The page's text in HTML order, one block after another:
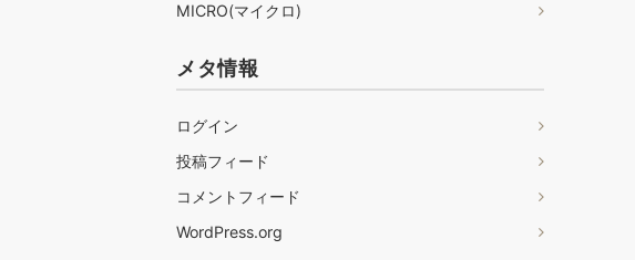
MICRO(マイクロ)
メタ情報
ログイン
投稿フィード
コメントフィード
WordPress.org